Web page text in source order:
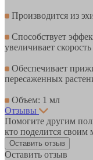
Производится из
Способствует
увеличивает
Обеспечивает
пересаженных
Объем: 1 мл
Отзывы
Помогите другим
кто поделится своим
Оставить отзыв
Оставить отзыв